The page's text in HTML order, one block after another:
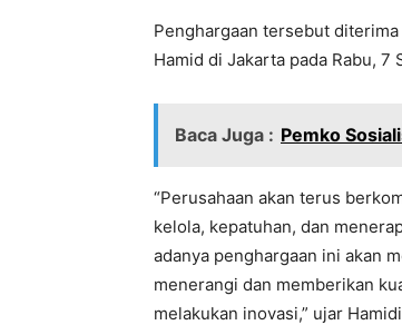
Penghargaan tersebut
Hamid di Jakarta pada Rabu, 7
Baca Juga : Pemko
“Perusahaan akan terus
kelola, kepatuhan, dan
adanya penghargaan ini akan
menerangi dan memberikan
melakukan inovasi,” ujar